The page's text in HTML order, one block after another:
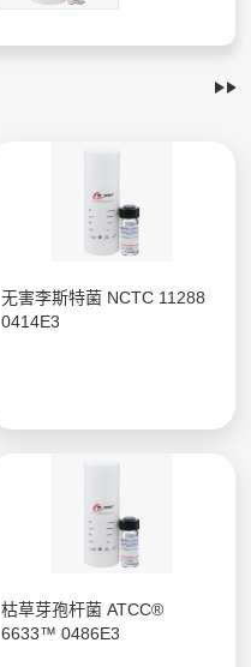
无害李斯特菌 NCTC 11288
0414E3
枯草芽孢杆菌 ATCC®
6633™ 0486E3